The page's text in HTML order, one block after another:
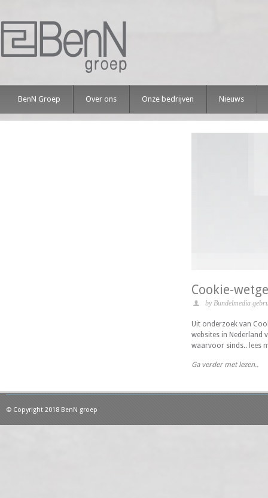
BenN Groep Over ons Onze bedrijven Nieuws
Cookie-
by Bundelmedia
Uit onderzoek van
websites in Nederland
waarvoor sinds.. lees
Ga verder met lezen..
© Copyright 2018 BenN groep